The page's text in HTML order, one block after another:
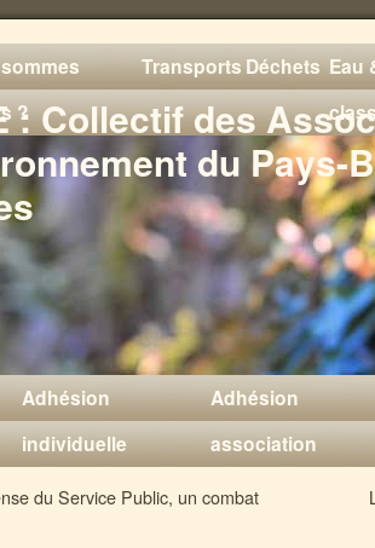
: Collectif des
du Pays-
?
TransportsDéchets Eau
Adhésion
individuelle
Adhésion
association
du Service Public, un combat